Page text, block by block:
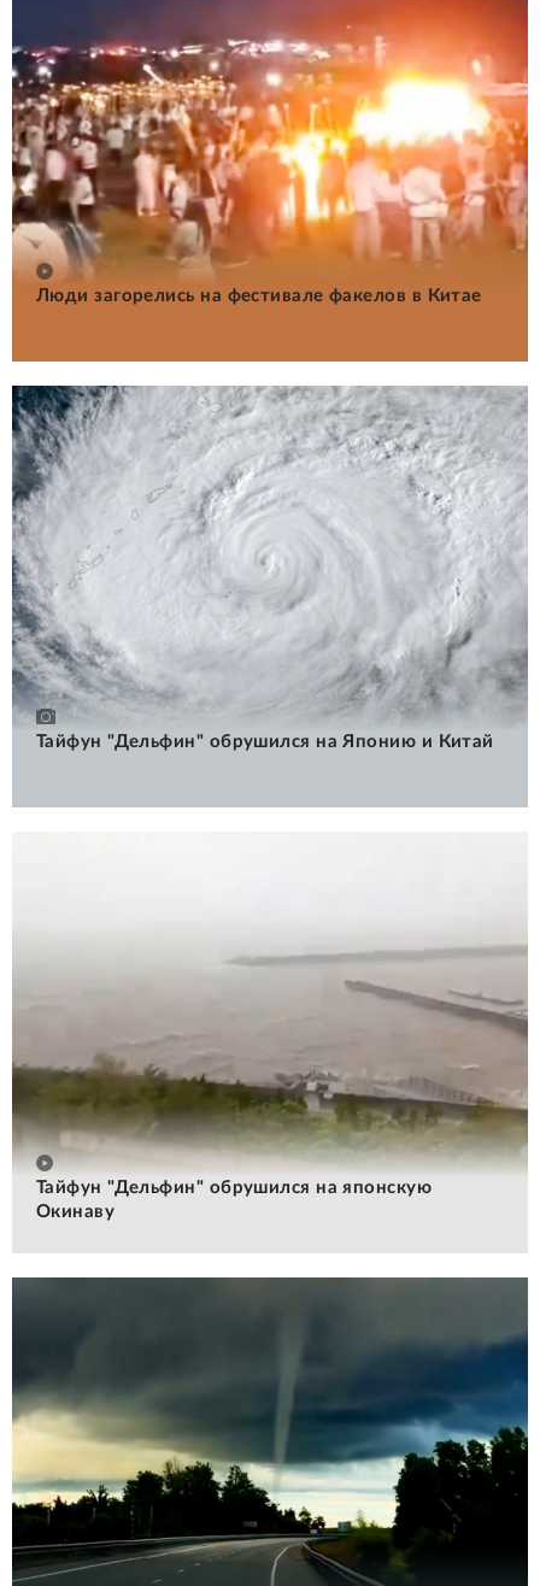
Люди загорелись на фестивале факелов в Китае
Тайфун "Дельфин" обрушился на Японию и Китай
Тайфун "Дельфин" обрушился на японскую
Окинаву